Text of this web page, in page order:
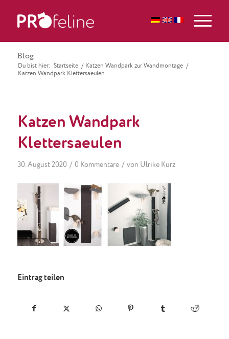
Blog
Du bist hier: Startseite / Katzen Wandpark zur Wandmontage /
Katzen Wandpark Klettersaeulen
Katzen Wandpark
Klettersaeulen
30. August 2020 / 0 Kommentare / von Ulrike Kurz
Eintrag teilen